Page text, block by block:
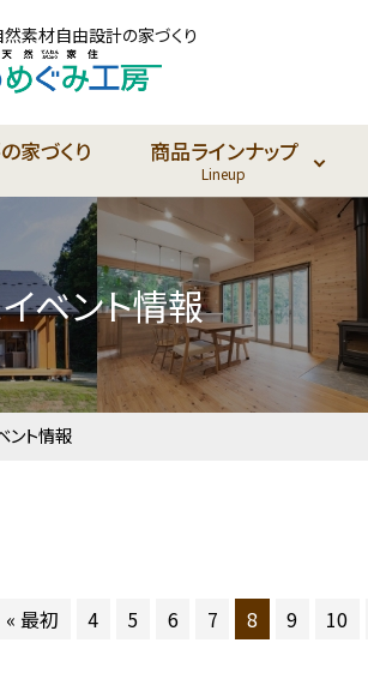
然素材自由設計の家づくり
家づくり 商品ラインナップ
Lineup
ベント情報
ント情報
« 最初 4 5 6 7 8 9 10